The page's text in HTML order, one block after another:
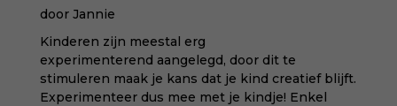
door Jannie
Kinderen zijn meestal erg
experimenterend aangelegd, door dit te
stimuleren maak je kans dat je kind creatief blijft.
Experimenteer dus mee met je kindje! Enkel